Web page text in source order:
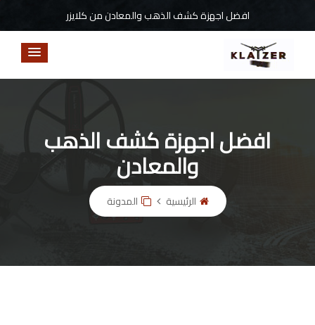
افضل اجهزة كشف الذهب والمعادن من كلايزر
افضل اجهزة كشف الذهب
والمعادن
الرئيسية المدونة